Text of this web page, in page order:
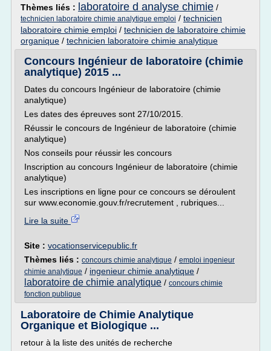
Thèmes liés : laboratoire d analyse chimie /
technicien laboratoire chimie analytique emploi / technicien
laboratoire chimie emploi / technicien de laboratoire chimie
organique / technicien laboratoire chimie analytique
Concours Ingénieur de laboratoire (chimie
analytique) 2015 ...
Dates du concours Ingénieur de laboratoire (chimie
analytique)
Les dates des épreuves sont 27/10/2015.
Réussir le concours de Ingénieur de laboratoire (chimie
analytique)
Nos conseils pour réussir les concours
Inscription au concours Ingénieur de laboratoire (chimie
analytique)
Les inscriptions en ligne pour ce concours se déroulent
sur www.economie.gouv.fr/recrutement , rubriques...
Lire la suite
Site : vocationservicepublic.fr
Thèmes liés : concours chimie analytique / emploi ingenieur
chimie analytique / ingenieur chimie analytique /
laboratoire de chimie analytique / concours chimie
fonction publique
Laboratoire de Chimie Analytique
Organique et Biologique ...
retour à la liste des unités de recherche